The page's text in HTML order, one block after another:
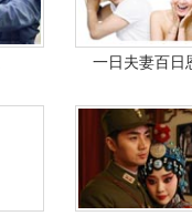
一日夫妻百日